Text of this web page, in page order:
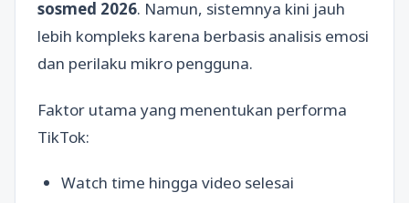
sosmed 2026. Namun, sistemnya kini jauh
lebih kompleks karena berbasis analisis emosi
dan perilaku mikro pengguna.
Faktor utama yang menentukan performa
TikTok:
Watch time hingga video selesai